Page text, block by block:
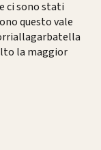
ci sono stati
questo vale
la maggior